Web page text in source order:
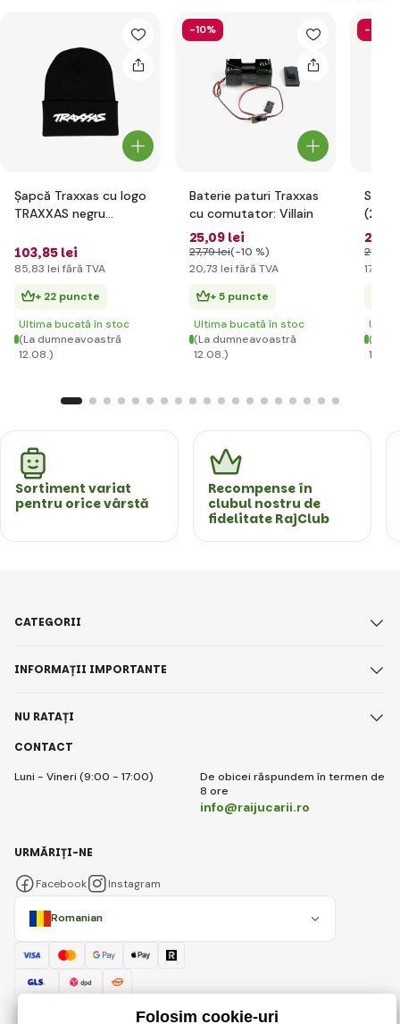
Șapcă Traxxas cu logo
TRAXXAS negru
103,85 lei
85,83 lei fără TVA
+ 22 puncte
Ultima bucată în stoc
(La dumneavoastră
12.08.)
-10%
Baterie paturi Traxxas
cu comutator: Villain
25,09 lei
27,79 lei(-10 %)
20,73 lei fără TVA
+ 5 puncte
Ultima bucată în stoc
(La dumneavoastră
12.08.)
-5%
(2):
Vee
20
21
17
(La
Sortiment variat
pentru orice vârstă
Recompense în
clubul nostru de
fidelitate RajClub
CONTACT
Luni - Vineri (9:00 - 17:00)
De obicei răspundem în termen de
8 ore
info@raijucarii.ro
CATEGORII
INFORMAȚII IMPORTANTE
NU RATAȚI
Romanian
URMĂRIȚI-NE
Facebook Instagram